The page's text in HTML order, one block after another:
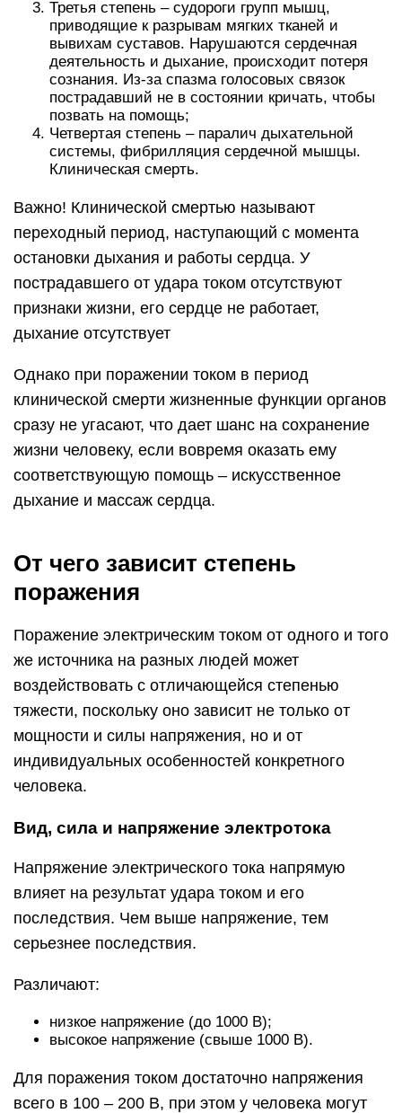
Третья степень – судороги групп мышц,
приводящие к разрывам мягких тканей и
вывихам суставов. Нарушаются сердечная
деятельность и дыхание, происходит потеря
сознания. Из-за спазма голосовых связок
пострадавший не в состоянии кричать, чтобы
позвать на помощь;
Четвертая степень – паралич дыхательной
системы, фибрилляция сердечной мышцы.
Клиническая смерть.
Важно! Клинической смертью называют
переходный период, наступающий с момента
остановки дыхания и работы сердца. У
пострадавшего от удара током отсутствуют
признаки жизни, его сердце не работает,
дыхание отсутствует
Однако при поражении током в период
клинической смерти жизненные функции органов
сразу не угасают, что дает шанс на сохранение
жизни человеку, если вовремя оказать ему
соответствующую помощь – искусственное
дыхание и массаж сердца.
От чего зависит степень
поражения
Поражение электрическим током от одного и того
же источника на разных людей может
воздействовать с отличающейся степенью
тяжести, поскольку оно зависит не только от
мощности и силы напряжения, но и от
индивидуальных особенностей конкретного
человека.
Вид, сила и напряжение электротока
Напряжение электрического тока напрямую
влияет на результат удара током и его
последствия. Чем выше напряжение, тем
серьезнее последствия.
Различают:
низкое напряжение (до 1000 В);
высокое напряжение (свыше 1000 В).
Для поражения током достаточно напряжения
всего в 100 – 200 В, при этом у человека могут